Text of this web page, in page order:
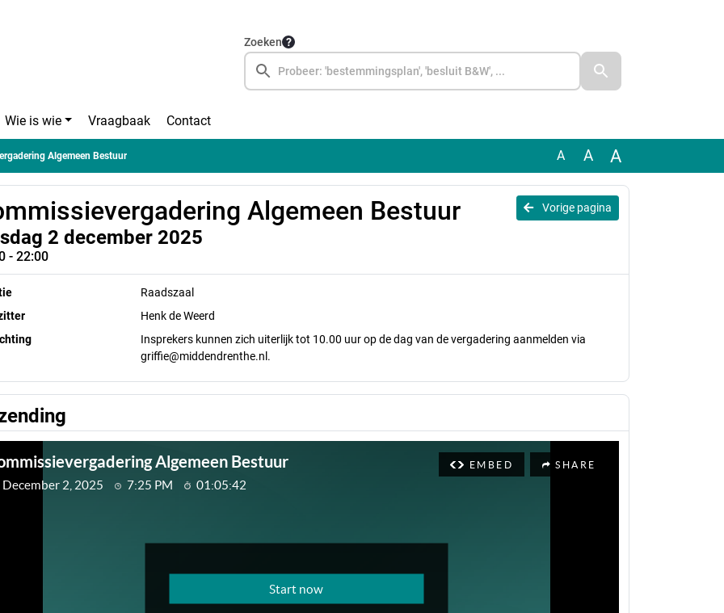
Zoeken
Wie is wie Vraagbaak Contact
Algemeen Bestuur A A A
Vorige pagina
Algemeen Bestuur
2 december 2025
- 22:00
Raadszaal
Henk de Weerd
Insprekers kunnen zich uiterlijk tot 10.00 uur op de dag van de vergadering aanmelden via
griffie@middendrenthe.nl.